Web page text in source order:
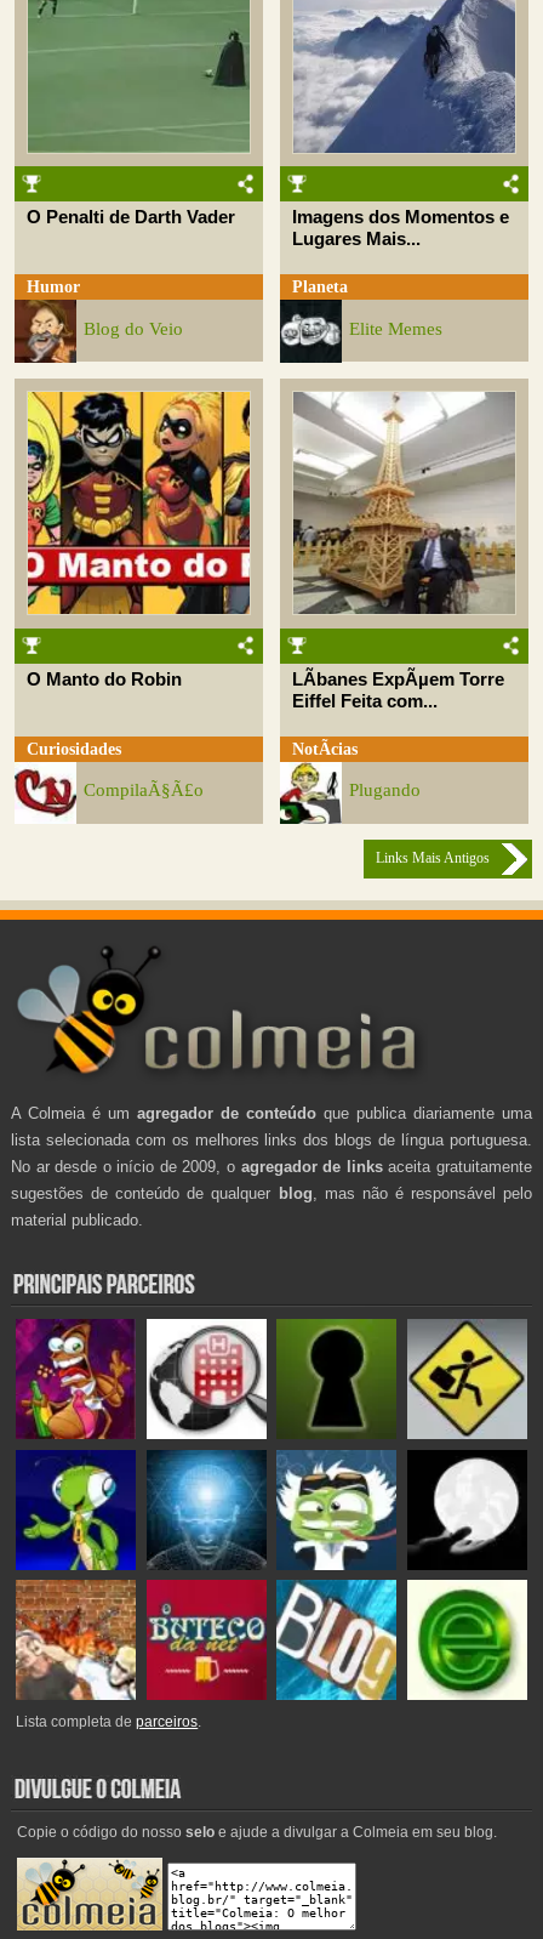
O Penalti de Darth Vader
Humor
Blog do Veio
Imagens dos Momentos e
Lugares Mais...
Planeta
Elite Memes
O Manto do Robin
Curiosidades
CompilaÃ§Ã£o
LÃ­banes ExpÃµem Torre
Eiffel Feita com...
NotÃ­cias
Plugando
Links Mais Antigos
A Colmeia é um agregador de conteúdo que publica diariamente uma
lista selecionada com os melhores links dos blogs de língua portuguesa.
No ar desde o início de 2009, o agregador de linksaceita gratuitamente
sugestões de conteúdo de qualquer blog , mas não é responsável pelo
material publicado.
Lista completa deparceiros.
Copie o código do nosso seloe ajude a divulgar a Colmeia em seu blog.